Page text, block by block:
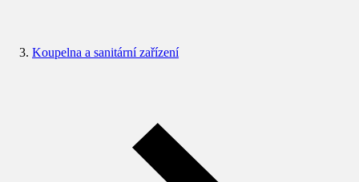
Koupelna a sanitární zařízení